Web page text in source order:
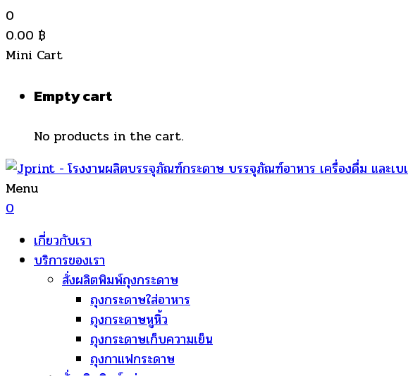
0
0.00 ฿
Mini Cart
Empty cart
No products in the cart.
Menu
0
เกี่ยวกับเรา
บริการของเรา
สั่งผลิตพิมพ์ถุงกระดาษ
ถุงกระดาษใส่อาหาร
ถุงกระดาษหูหิ้ว
ถุงกระดาษเก็บความเย็น
ถุงกาแฟกระดาษ